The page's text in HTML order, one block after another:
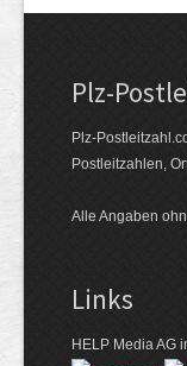
Plz-
Plz-
Postleitzahlen,
Alle Angaben
Links
HELP Media AG